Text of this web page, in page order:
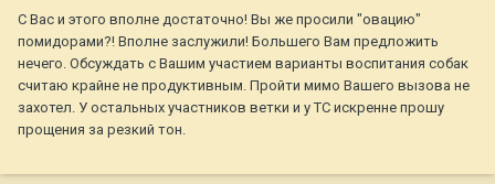
С Вас и этого вполне достаточно! Вы же просили "овацию"
помидорами?! Вполне заслужили! Большего Вам предложить
нечего. Обсуждать с Вашим участием варианты воспитания собак
считаю крайне не продуктивным. Пройти мимо Вашего вызова не
захотел. У остальных участников ветки и у ТС искренне прошу
прощения за резкий тон.